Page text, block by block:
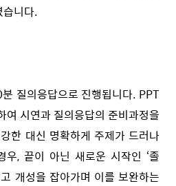
니다.
질의응답으로 진행됩니다. PPT
여 시연과 질의응답의 준비과정을
한 대신 명확하게 주제가 드러나
, 끝이 아닌 새로운 시작인 ‘졸
개성을 잡아가며 이를 보완하는